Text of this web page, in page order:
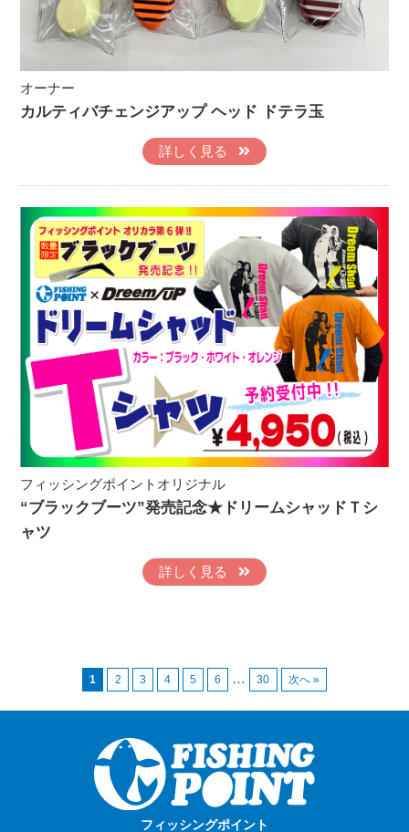
オーナー
カルティバチェンジアップ ヘッド ドテラ玉
詳しく見る
フィッシングポイントオリジナル
“ブラックブーツ”発売記念★ドリームシャッドＴシ
ャツ
詳しく見る
1 2 3 4 5 6 … 30 次へ »
フィッシングポイント